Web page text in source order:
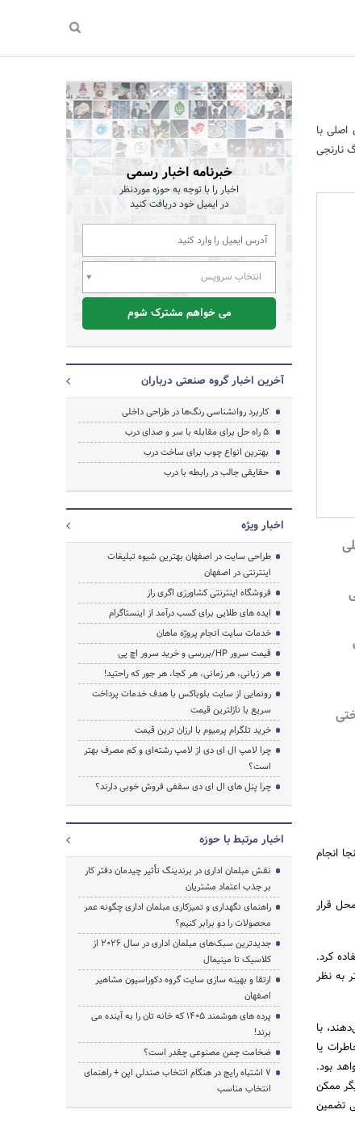
با
نارنجی
انجام
قرار
کرد.
به نظر
با
یا
بود.
ممکن
تضمین
خبرنامه اخبار رسمی
اخبار را با توجه به حوزه موردنظر
در ایمیل خود دریافت کنید
انتخاب سرویس
می خواهم مشترک شوم
آخرین اخبار گروه صنعتی درباران
کاربرد روانشناسی رنگ‌ها در طراحی داخلی
۵ راه حل برای مقابله با سر و صدای درب
بهترین انواع چوب برای ساخت درب
حقایقی جالب در رابطه با درب
اخبار ویژه
طراحی سایت در اصفهان بهترین شیوه تبلیغات
اینترنتی در اصفهان
فروشگاه اینترنتی کشاورزی اگری راز
ایده های طلایی برای کسب درآمد از اینستاگرام
خدمات سایت انجام پروژه ماهان
قیمت سرور HP/بررسی و خرید سرور اچ پی
هر زبانی، هر زمانی، هر کجا، هر جور که راحتید!
رونمایی از سایت بلوباکس با هدف خدمات پرداخت
سریع با نازلترین قیمت
خرید تلگرام پرمیوم با ارزان ترین قیمت
چرا لامپ ال ای دی از لامپ رشته‌ای و کم مصرف بهتر
است؟
چرا پنل های ال ای دی سقفی فروش خوبی دارند؟
اخبار مرتبط با حوزه
نقش مبلمان اداری در برندینگ تأثیر چیدمان دفتر کار
بر جذب اعتماد مشتریان
راهنمای نگهداری و تمیزکاری مبلمان اداری چگونه عمر
محصولات را دو برابر کنیم؟
جدیدترین سبک‌های مبلمان اداری در سال ۲۰۲۶ از
کلاسیک تا مینیمال
ارتقا و بهینه سازی سایت گروه دکوراسیون مشاهیر
اصفهان
پرده‌ های هوشمند ۱۴۰۵ که خانه‌ تان را به آینده می‌
برند!
ضخامت چمن مصنوعی چقدر است؟
۷ اشتباه رایج در هنگام انتخاب صندلی اپن + راهنمای
انتخاب مناسب